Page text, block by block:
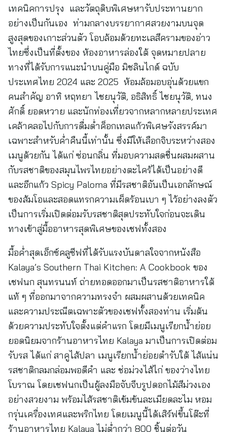
เทคนิคการปรุง และวัตถุดิบพิเศษหารับประทานยาก
อย่างเป็นกันเอง ท่ามกลางบรรยากาศสวยงามบนจุด
สูงสุดของเกาะส่วนตัว โอบล้อมด้วยทะเลสีครามของอ่าว
ไทยซึ่งเป็นที่ตั้งของ ห้องอาหารล่องใต้ จุดหมายปลาย
ทางที่ได้รับการแนะนำบนคู่มือ มิชลินไกด์ ฉบับ
ประเทศไทย 2024 และ 2025 ห้อมล้อมอบอุ่นด้วยแขก
คนสำคัญ อาทิ หฤทยา ไชยนุวัติ, อธิสิทธิ์ ไชยนุวัติ, ทนง
ศักดิ์​ ยอดหวาย และนักท่องเที่ยวจากหลากหลายประเทศ
เคล้าคลอไปกับการดื่มด่ำค็อกเทลแก้วพิเศษรังสรรค์มา
เฉพาะสำหรับค่ำคืนนี้เท่านั้น ซึ่งมีให้เลือกจิบระหว่างสอง
เมนูด้วยกัน ได้แก่ ซ่อนกลิ่น ที่มอบความสดชื่นผสมผสาน
กับรสชาติของสมุนไพรไทยอย่างตะไคร้ได้เป็นอย่างดี
และอีกแก้ว Spicy Paloma ที่มีรสชาติอันเป็นเอกลักษณ์
ของส้มโอและสอดแทรกความเผ็ดร้อนเบา ๆ ไว้อย่างลงตัว
เป็นการเริ่มเปิดต่อมรับรสชาติสุดประทับใจก่อนจะเดิน
ทางเข้าสู่มื้ออาหารสุดพิเศษของเชฟทั้งสอง
มื้อค่ำสุดเอ็กซ์คลูซีฟที่ได้รับแรงบันดาลใจจากหนังสือ
Kalaya’s Southern Thai Kitchen: A Cookbook ของ
เชฟนก สุนทรนนท์ ถ่ายทอดออกมาเป็นรสชาติอาหารใต้
แท้ ๆ ที่ออกมาจากความทรงจำ ผสมผสานด้วยเทคนิค
และความประณีตเฉพาะตัวของเชฟทั้งสองท่าน เริ่มต้น
ด้วยความประทับใจตั้งแต่คำแรก โดยมีเมนูเรียกน้ำย่อย
ยอดนิยมจากร้านอาหารไทย Kalaya มาเป็นการเปิดต่อม
รับรส ได้แก่ สาคูไส้ปลา เมนูเรียกน้ำย่อยตำรับใต้ ไส้แน่น
รสชาติกลมกล่อมพอดีคำ และ ช่อม่วงไส้ไก่ ของว่างไทย
โบราณ โดยเชฟนกเป็นผู้ลงมือจับจีบรูปดอกไม้สีม่วงเอง
อย่างสวยงาม พร้อมไส้รสชาติเข้มข้นละเมียดละไม หอม
กรุ่นเครื่องเทศและพริกไทย โดยเมนูนี้ได้เสิร์ฟขึ้นโต๊ะที่
ร้านอาหารไทย Kalaya ไม่ต่ำกว่า 800 ชิ้นต่อวัน